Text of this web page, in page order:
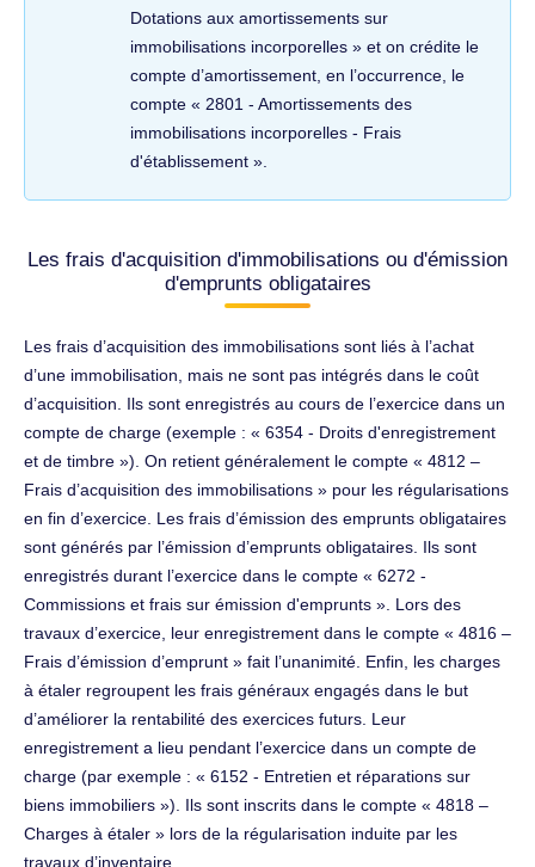
Dotations aux amortissements sur
immobilisations incorporelles » et on crédite le
compte d’amortissement, en l’occurrence, le
compte « 2801 - Amortissements des
immobilisations incorporelles - Frais
d'établissement ».
Les frais d'acquisition d'immobilisations ou d'émission
d'emprunts obligataires
Les frais d’acquisition des immobilisations sont liés à l’achat
d’une immobilisation, mais ne sont pas intégrés dans le coût
d’acquisition. Ils sont enregistrés au cours de l’exercice dans un
compte de charge (exemple : « 6354 - Droits d'enregistrement
et de timbre »). On retient généralement le compte « 4812 –
Frais d’acquisition des immobilisations » pour les régularisations
en fin d’exercice. Les frais d’émission des emprunts obligataires
sont générés par l’émission d’emprunts obligataires. Ils sont
enregistrés durant l’exercice dans le compte « 6272 -
Commissions et frais sur émission d'emprunts ». Lors des
travaux d’exercice, leur enregistrement dans le compte « 4816 –
Frais d’émission d’emprunt » fait l’unanimité. Enfin, les charges
à étaler regroupent les frais généraux engagés dans le but
d’améliorer la rentabilité des exercices futurs. Leur
enregistrement a lieu pendant l’exercice dans un compte de
charge (par exemple : « 6152 - Entretien et réparations sur
biens immobiliers »). Ils sont inscrits dans le compte « 4818 –
Charges à étaler » lors de la régularisation induite par les
travaux d’inventaire.